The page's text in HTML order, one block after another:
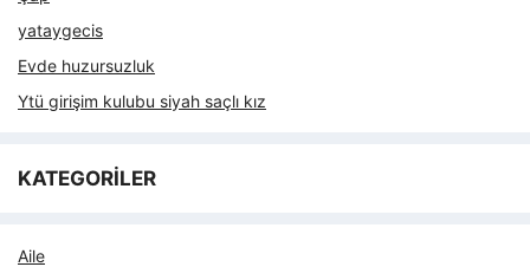
yataygecis
Evde huzursuzluk
Ytü girişim kulubu siyah saçlı kız
KATEGORİLER
Aile